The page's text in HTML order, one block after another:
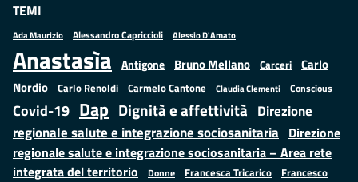
TEMI
Ada Maurizio Alessandro Capriccioli Alessio D'Amato
Anastasìa Antigone Bruno Mellano Carceri
Carlo
Nordio Carlo Renoldi Carmelo Cantone Claudia Clementi Conscious
Covid-19 Dap Dignità e affettività Direzione
regionale salute e integrazione sociosanitaria Direzione
regionale salute e integrazione sociosanitaria – Area rete
integrata del territorio
Donne Francesca Tricarico
Francesco